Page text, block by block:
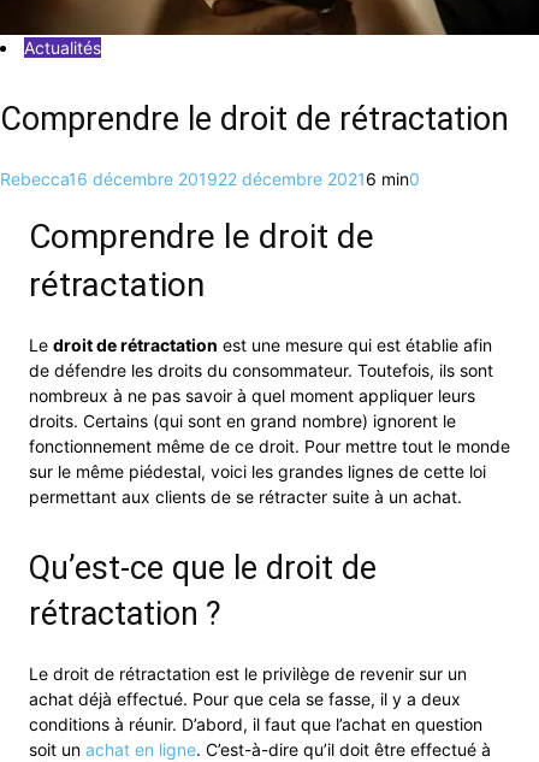
Actualités
Comprendre le droit de rétractation
Rebecca16 décembre 201922 décembre 20216 min0
Comprendre le droit de
rétractation
Le droit de rétractation est une mesure qui est établie afin
de défendre les droits du consommateur. Toutefois, ils sont
nombreux à ne pas savoir à quel moment appliquer leurs
droits. Certains (qui sont en grand nombre) ignorent le
fonctionnement même de ce droit. Pour mettre tout le monde
sur le même piédestal, voici les grandes lignes de cette loi
permettant aux clients de se rétracter suite à un achat.
Qu’est-ce que le droit de
rétractation ?
Le droit de rétractation est le privilège de revenir sur un
achat déjà effectué. Pour que cela se fasse, il y a deux
conditions à réunir. D’abord, il faut que l’achat en question
soit un achat en ligne. C’est-à-dire qu’il doit être effectué à